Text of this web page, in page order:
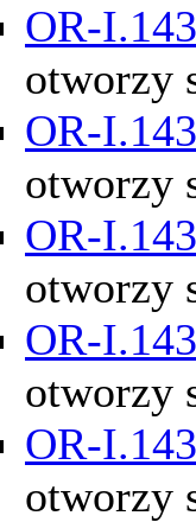
OR-
otworzy
OR-
otworzy
OR-
otworzy
OR-
otworzy
OR-
otworzy